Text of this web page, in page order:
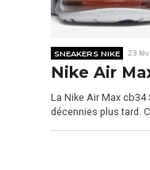
SNEAKERS NIKE 23
Nike Air
La Nike Air Max
décennies plus tard.